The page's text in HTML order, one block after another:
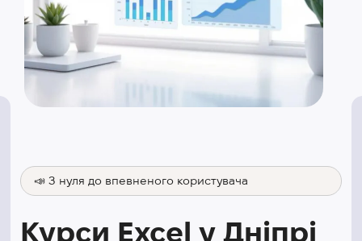
📣 З нуля до впевненого користувача
Курси Excel у Дніпрі